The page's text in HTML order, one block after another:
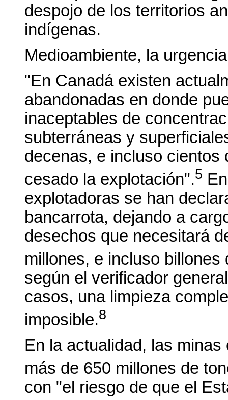
despojo de los territorios
indígenas.
Medioambiente, la
"En Canadá existen
abandonadas en donde
inaceptables de
subterráneas y
decenas, e incluso cientos
cesado la explotación".5
explotadoras se han
bancarrota, dejando a
desechos que necesitará
millones, e incluso billones
según el verificador
casos, una limpieza
imposible.8
En la actualidad, las
más de 650 millones de
con "el riesgo de que el